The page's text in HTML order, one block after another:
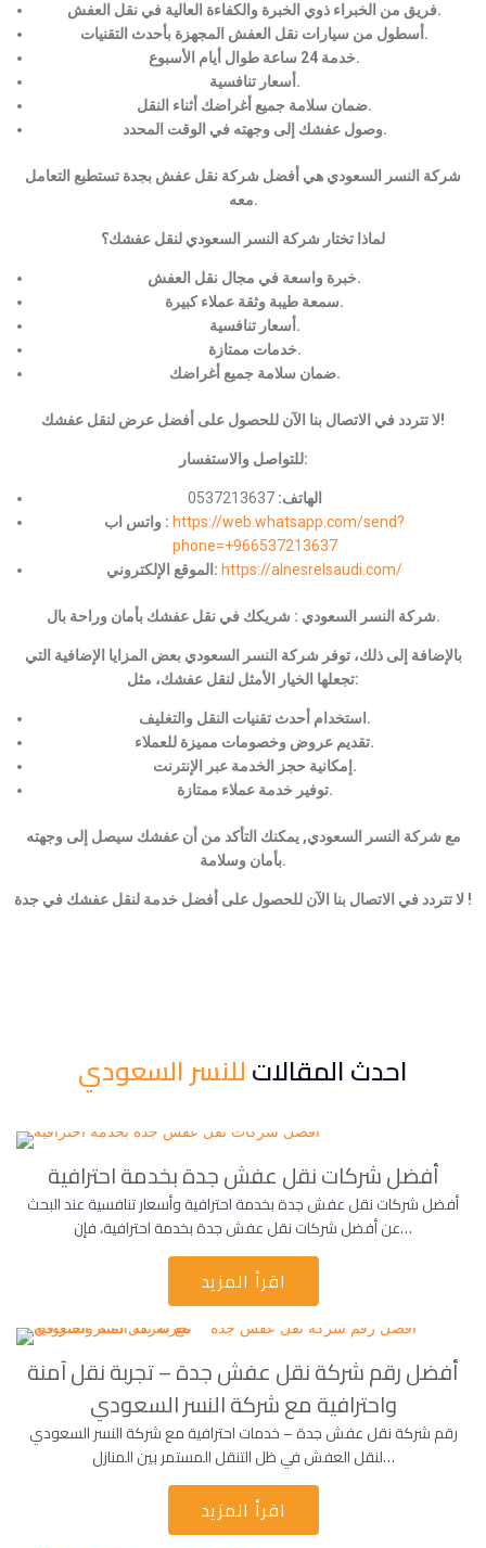
فريق من الخبراء ذوي الخبرة والكفاءة العالية في نقل العفش.
أسطول من سيارات نقل العفش المجهزة بأحدث التقنيات.
خدمة 24 ساعة طوال أيام الأسبوع.
أسعار تنافسية.
ضمان سلامة جميع أغراضك أثناء النقل.
وصول عفشك إلى وجهته في الوقت المحدد.
شركة النسر السعودي هي أفضل شركة نقل عفش بجدة تستطيع التعامل
معه.
لماذا تختار شركة النسر السعودي لنقل عفشك؟
خبرة واسعة في مجال نقل العفش.
سمعة طيبة وثقة عملاء كبيرة.
أسعار تنافسية.
خدمات ممتازة.
ضمان سلامة جميع أغراضك.
لا تتردد في الاتصال بنا الآن للحصول على أفضل عرض لنقل عفشك!
للتواصل والاستفسار:
الهاتف: 0537213637
واتس اب : https://web.whatsapp.com/send?
phone=+966537213637
الموقع الإلكتروني: https://alnesrelsaudi.com/
شركة النسر السعودي : شريكك في نقل عفشك بأمان وراحة بال.
بالإضافة إلى ذلك، توفر شركة النسر السعودي بعض المزايا الإضافية التي
تجعلها الخيار الأمثل لنقل عفشك، مثل:
استخدام أحدث تقنيات النقل والتغليف.
تقديم عروض وخصومات مميزة للعملاء.
إمكانية حجز الخدمة عبر الإنترنت.
توفير خدمة عملاء ممتازة.
مع شركة النسر السعودي, يمكنك التأكد من أن عفشك سيصل إلى وجهته
بأمان وسلامة.
لا تتردد في الاتصال بنا الآن للحصول على أفضل خدمة لنقل عفشك في جدة !
احدث المقالاتللنسر السعودي
أفضل شركات نقل عفش جدة بخدمة احترافية
أفضل شركات نقل عفش جدة بخدمة احترافية وأسعار تنافسية عند البحث
عن أفضل شركات نقل عفش جدة بخدمة احترافية، فإن…
اقرأ المزيد
أفضل رقم شركة نقل عفش جدة – تجربة نقل آمنة
واحترافية مع شركة النسر السعودي
رقم شركة نقل عفش جدة – خدمات احترافية مع شركة النسر السعودي
لنقل العفش في ظل التنقل المستمر بين المنازل…
اقرأ المزيد